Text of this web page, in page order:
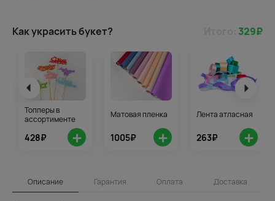
Как украсить букет? 329₽
Топперы в
ассортименте
428₽ +
Матовая пленка
1005₽ +
Лента атласная
263₽ +
Описание Гарантия Оплата Доставка